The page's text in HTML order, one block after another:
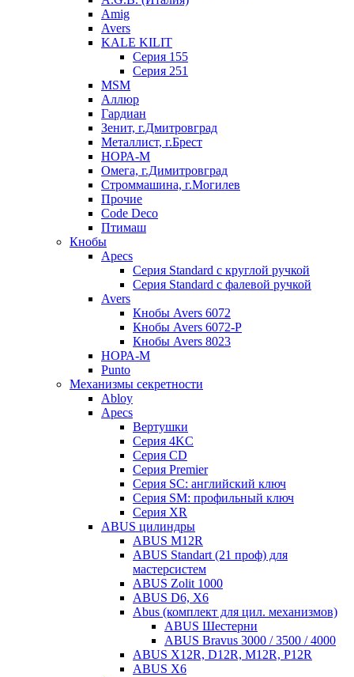
Amig
Avers
KALE KILIT
Серия 155
Серия 251
MSM
Аллюр
Гардиан
Зенит, г.Дмитровград
Металлист, г.Брест
НОРА-М
Омега, г.Димитровград
Строммашина, г.Могилев
Прочие
Code Deco
Птимаш
Кнобы
Apecs
Серия Standard с круглой ручкой
Серия Standard с фалевой ручкой
Avers
Кнобы Avers 6072
Кнобы Avers 6072-P
Кнобы Avers 8023
НОРА-М
Punto
Механизмы секретности
Abloy
Apecs
Вертушки
Серия 4KC
Серия CD
Серия Premier
Серия SC: английский ключ
Серия SM: профильный ключ
Серия XR
ABUS цилиндры
ABUS M12R
ABUS Standart (21 проф) для
мастерсистем
ABUS Zolit 1000
ABUS D6, X6
Abus (комплект для цил. механизмов)
ABUS Шестерни
ABUS Bravus 3000 / 3500 / 4000
ABUS X12R, D12R, M12R, P12R
ABUS X6